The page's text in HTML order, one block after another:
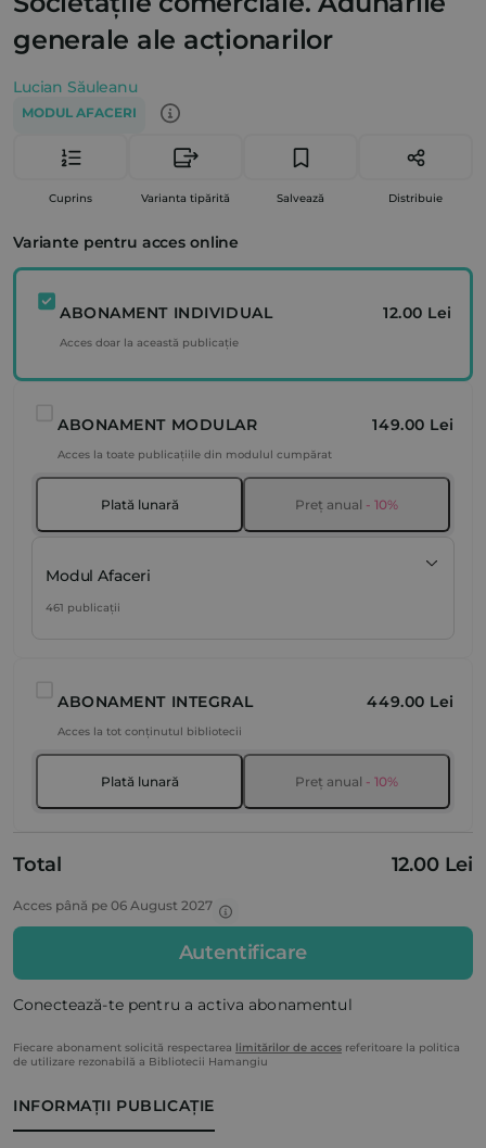
generale ale acționarilor
Lucian Săuleanu
MODUL AFACERI
Cuprins Varianta tipărită Salvează Distribuie
INFORMAȚII PUBLICAȚIE
Variante pentru acces online
ABONAMENT INDIVIDUAL 12.00 Lei
Acces doar la această publicație
ABONAMENT MODULAR 149.00 Lei
Acces la toate publicațiile din modulul cumpărat
Plată lunară Preț anual - 10%
Modul Afaceri
461 publicații
ABONAMENT INTEGRAL 449.00 Lei
Acces la tot conținutul bibliotecii
Plată lunară Preț anual - 10%
Total 12.00 Lei
Acces până pe 06 August 2027
Autentificare
Conectează-te pentru a activa abonamentul
Fiecare abonament solicită respectarea limitărilor de acces referitoare la politica
de utilizare rezonabilă a Bibliotecii Hamangiu